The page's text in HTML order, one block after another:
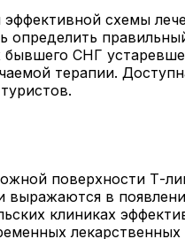
схемы
определить
СНГ
терапии.
поверхности Т-
в
клиниках
лекарственных